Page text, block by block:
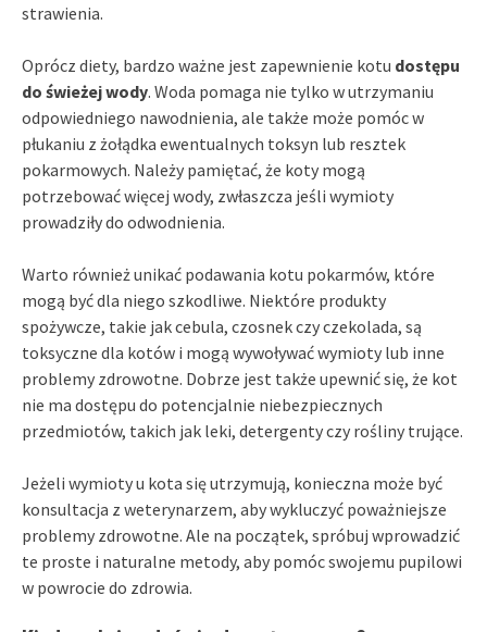
strawienia.
Oprócz diety, bardzo ważne jest zapewnienie kotu dostępu
do świeżej wody. Woda pomaga nie tylko w utrzymaniu
odpowiedniego nawodnienia, ale także może pomóc w
płukaniu z żołądka ewentualnych toksyn lub resztek
pokarmowych. Należy pamiętać, że koty mogą
potrzebować więcej wody, zwłaszcza jeśli wymioty
prowadziły do odwodnienia.
Warto również unikać podawania kotu pokarmów, które
mogą być dla niego szkodliwe. Niektóre produkty
spożywcze, takie jak cebula, czosnek czy czekolada, są
toksyczne dla kotów i mogą wywoływać wymioty lub inne
problemy zdrowotne. Dobrze jest także upewnić się, że kot
nie ma dostępu do potencjalnie niebezpiecznych
przedmiotów, takich jak leki, detergenty czy rośliny trujące.
Jeżeli wymioty u kota się utrzymują, konieczna może być
konsultacja z weterynarzem, aby wykluczyć poważniejsze
problemy zdrowotne. Ale na początek, spróbuj wprowadzić
te proste i naturalne metody, aby pomóc swojemu pupilowi
w powrocie do zdrowia.